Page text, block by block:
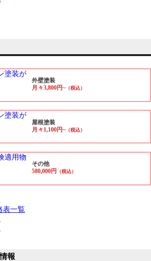
外壁塗装
月々3,800円~（税込）
屋根塗装
月々1,100円~（税込）
その他
580,000円 （税込）
表一覧
報